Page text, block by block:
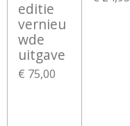
editie
vernieu
wde
uitgave
€ 75,00